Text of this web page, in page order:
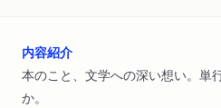
内容紹介
本のこと、文学への深い想い。単
か。